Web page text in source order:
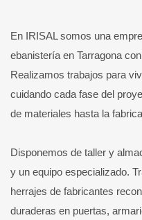
En IRISAL somos una
ebanistería en Tarragona
Realizamos trabajos para
cuidando cada fase del
de materiales hasta la
Disponemos de taller y
y un equipo especializado.
herrajes de fabricantes
duraderas en puertas,